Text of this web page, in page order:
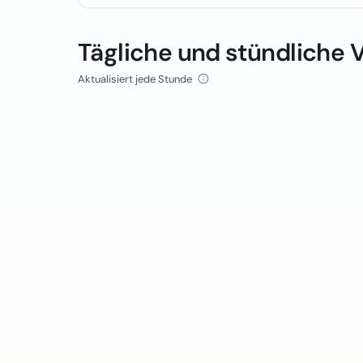
Tägliche und stündliche
Aktualisiert jede Stunde